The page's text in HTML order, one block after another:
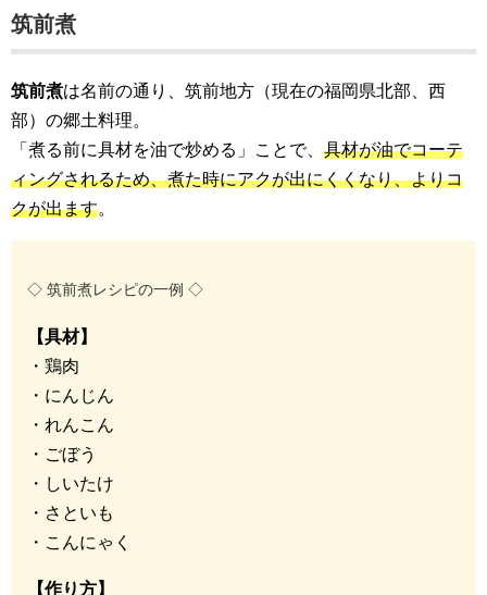
筑前煮
筑前煮は名前の通り、筑前地方（現在の福岡県北部、西
部）の郷土料理。
「煮る前に具材を油で炒める」ことで、 具材が油でコーテ
ィングされるため、煮た時にアクが出にくくなり、よりコ
クが出ます。
◇ 筑前煮レシピの一例 ◇
【具材】
・鶏肉
・にんじん
・れんこん
・ごぼう
・しいたけ
・さといも
・こんにゃく
【作り方】